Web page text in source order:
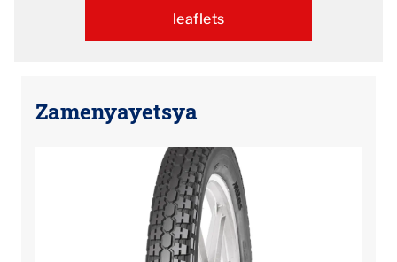
leaflets
Zamenyayetsya